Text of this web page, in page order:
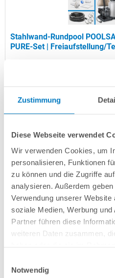
Zustimmung
Diese Webseite verwendet
Wir verwenden Cookies, um
personalisieren, Funktionen
zu können und die Zugriffe
analysieren. Außerdem
Verwendung unserer
soziale Medien, Werbung
Partner führen diese
weiteren Daten zusammen,
Notwendig
Stahlwand-Rundpool
PURE-Set | Freiaufstellung/
UVP:1.299,00 € *
Versandkostenfreie Lieferung!
Lieferung in ca. 3-6
In den